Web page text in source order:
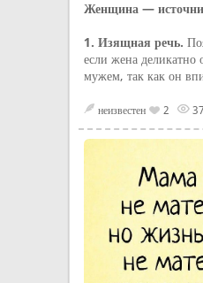
Женщина —
1. Изящная речь.
если жена деликатно
мужем, так как он
неизвестен 2